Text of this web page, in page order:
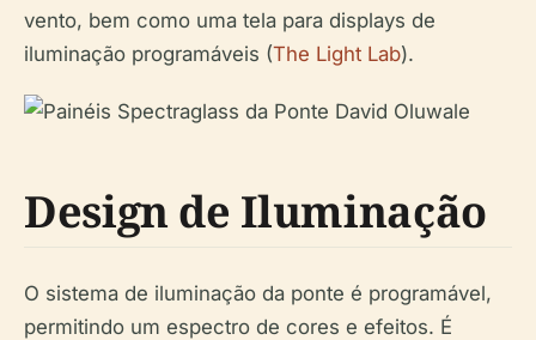
vento, bem como uma tela para displays de
iluminação programáveis (The Light Lab).
Design de Iluminação
O sistema de iluminação da ponte é programável,
permitindo um espectro de cores e efeitos. É